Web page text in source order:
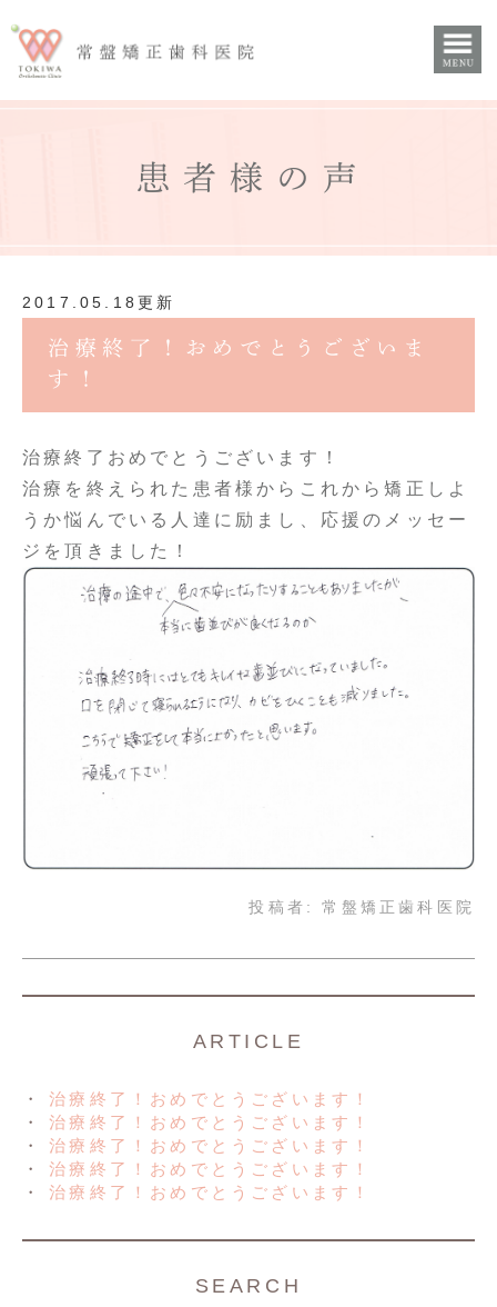
患者様の声
2017.05.18更新
治療終了！おめでとうございま
す！
治療終了おめでとうございます！
治療を終えられた患者様からこれから矯正しよ
うか悩んでいる人達に励まし、応援のメッセー
ジを頂きました！
投稿者:常盤矯正歯科医院
ARTICLE
治療終了！おめでとうございます！
治療終了！おめでとうございます！
治療終了！おめでとうございます！
治療終了！おめでとうございます！
治療終了！おめでとうございます！
SEARCH